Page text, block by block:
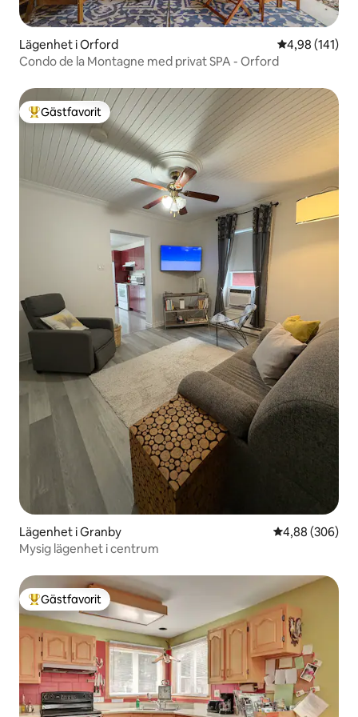
Lägenhet i Orford 4,98 av 5 i
4,98 (141)
Condo de la Montagne med privat SPA - Orford
Populär gästfavorit
Gästfavorit
Lägenhet i Granby 4,88 av 5 i
4,88 (306)
Mysig lägenhet i centrum
Populär gästfavorit
Gästfavorit